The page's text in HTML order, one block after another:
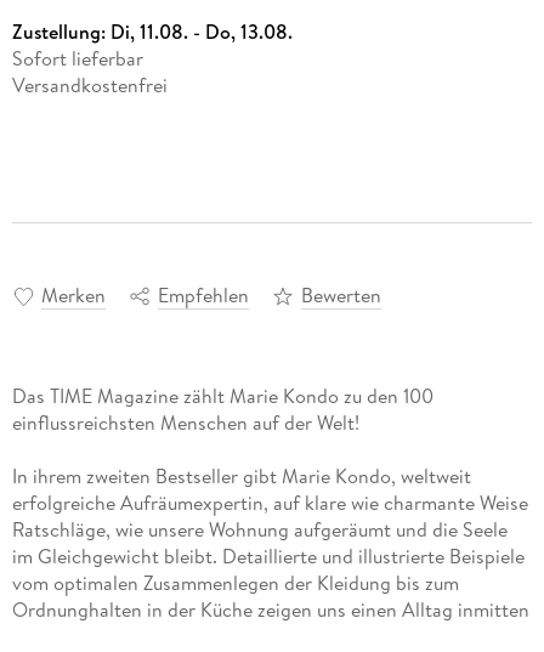
Zustellung: Di, 11.08. - Do, 13.08.
Sofort lieferbar
Versandkostenfrei
Merken Empfehlen Bewerten
Das TIME Magazine zählt Marie Kondo zu den 100
einflussreichsten Menschen auf der Welt!
In ihrem zweiten Bestseller gibt Marie Kondo, weltweit
erfolgreiche Aufräumexpertin, auf klare wie charmante Weise
Ratschläge, wie unsere Wohnung aufgeräumt und die Seele
im Gleichgewicht bleibt. Detaillierte und illustrierte Beispiele
vom optimalen Zusammenlegen der Kleidung bis zum
Ordnunghalten in der Küche zeigen uns einen Alltag inmitten